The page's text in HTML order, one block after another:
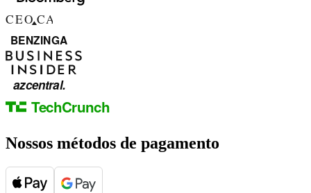
Nossos métodos de pagamento